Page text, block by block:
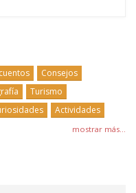
Consejos
Turismo
Actividades
mostrar más...